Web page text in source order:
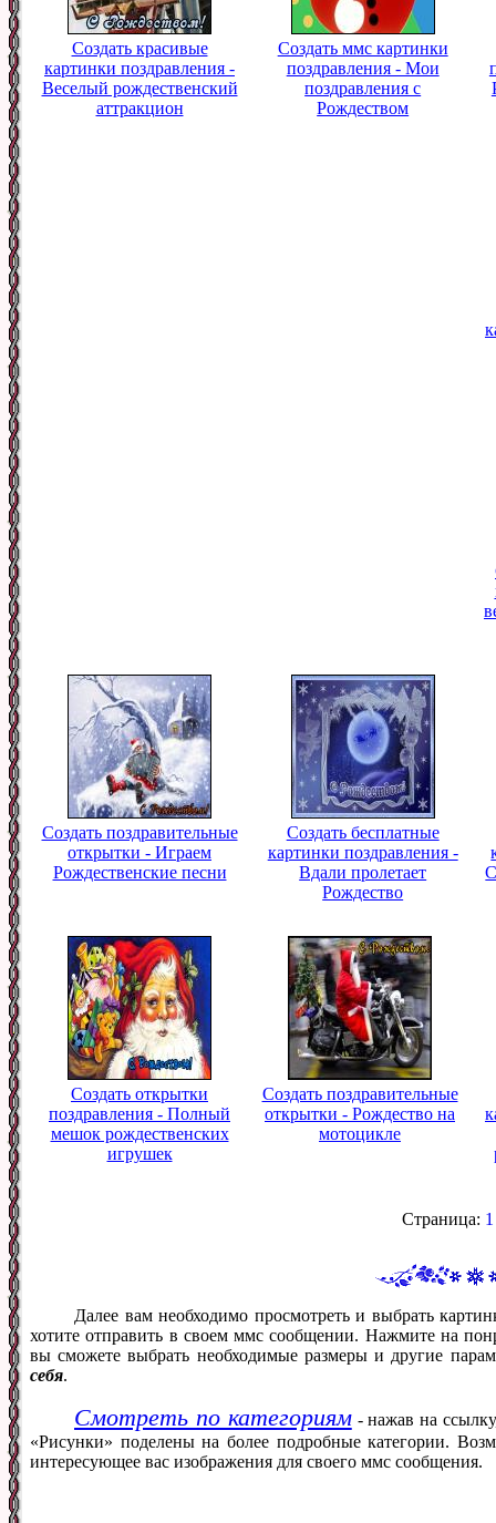
Создать красивые
картинки поздравления -
Веселый рождественский
аттракцион
Создать ммс картинки
поздравления - Мои
поздравления с
Рождеством
Создать поздравительные
открытки - Играем
Рождественские песни
Создать бесплатные
картинки поздравления -
Вдали пролетает
Рождество
Создать открытки
поздравления - Полный
мешок рождественских
игрушек
Создать поздравительные
открытки - Рождество на
мотоцикле
Страница: 1
Далее вам необходимо просмотреть и выбрать
хотите отправить в своем ммс сообщении. Нажмите на
вы сможете выбрать необходимые размеры и другие
себя.
Смотреть по категориям- нажав на
«Рисунки» поделены на более подробные категории.
интересующее вас изображения для своего ммс сообщения.